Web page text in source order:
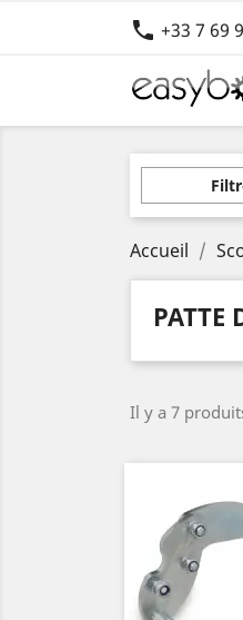
 +33 7 69
Accueil
PATTE
Il y a 7